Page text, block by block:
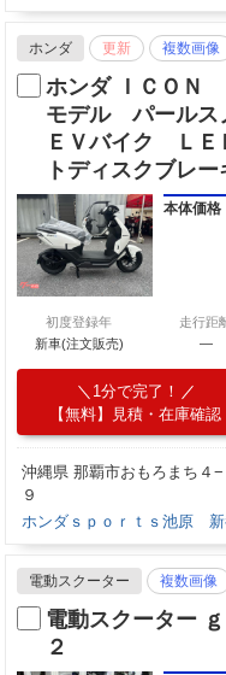
ホンダ 更新 複数画像
ホンダ ＩＣＯ
モデル パールス
ＥＶバイク Ｌ
トディスクブレー
本体価格
初度登録年
新車(注文販売)
走行距
―
1分で完了！
【無料】見積・在庫確認
沖縄県 那覇市おもろまち４−
９
ホンダｓｐｏｒｔｓ池原
電動スクーター 複数画像
電動スクーター
２